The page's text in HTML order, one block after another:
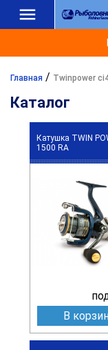
Главная / Twinpower
Каталог
Катушка TWIN
1500 RA
В